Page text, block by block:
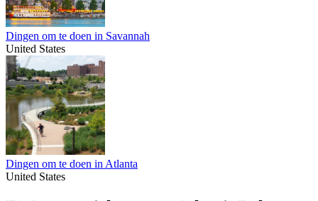
Dingen om te doen in Savannah
United States
Dingen om te doen in Atlanta
United States